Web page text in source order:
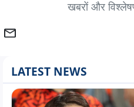
खबरों और
LATEST NEWS